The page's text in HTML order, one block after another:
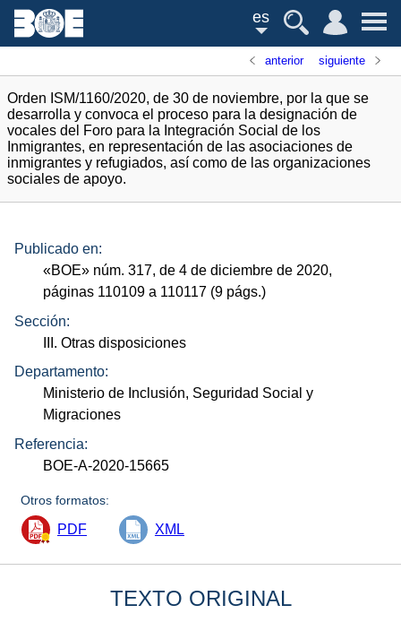
es
anterior siguiente
Orden ISM/1160/2020, de 30 de noviembre, por la que se
desarrolla y convoca el proceso para la designación de
vocales del Foro para la Integración Social de los
Inmigrantes, en representación de las asociaciones de
inmigrantes y refugiados, así como de las organizaciones
sociales de apoyo.
Publicado en:
«BOE» núm. 317, de 4 de diciembre de 2020,
páginas 110109 a 110117 (9 págs.)
Sección:
III. Otras disposiciones
Departamento:
Ministerio de Inclusión, Seguridad Social y
Migraciones
Referencia:
BOE-A-2020-15665
Otros formatos:
PDF XML
TEXTO ORIGINAL